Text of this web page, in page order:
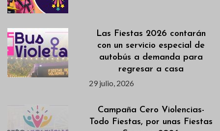
Las Fiestas 2026 contarán
con un servicio especial de
autobús a demanda para
regresar a casa
29 julio, 2026
Campaña Cero Violencias-
Todo Fiestas, por unas Fiestas